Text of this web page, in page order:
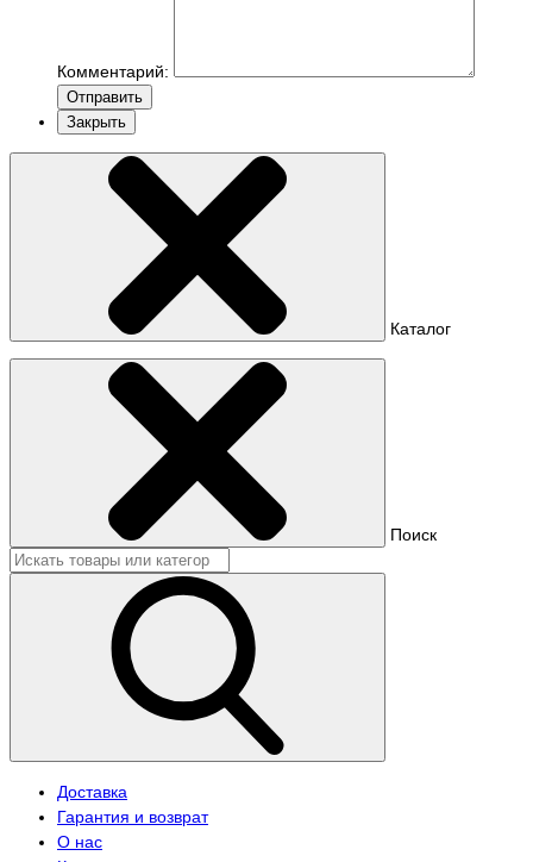
Комментарий:
Отправить
Закрыть
Каталог
Поиск
Доставка
Гарантия и возврат
О нас